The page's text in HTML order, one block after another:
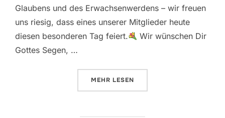
Glaubens und des Erwachsenwerdens – wir freuen
uns riesig, dass eines unserer Mitglieder heute
diesen besonderen Tag feiert.
Wir wünschen Dir
Gottes Segen, …
MEHR ÜBER „
LESEN